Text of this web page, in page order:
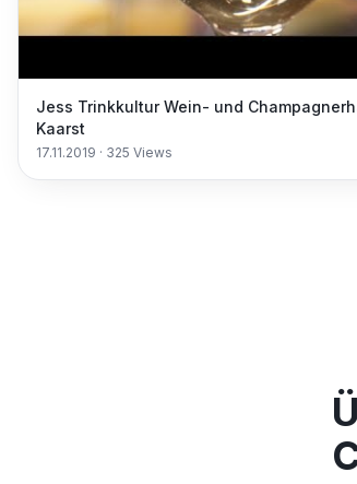
Jess Trinkkultur Wein- und
Kaarst
17.11.2019 · 325 Views